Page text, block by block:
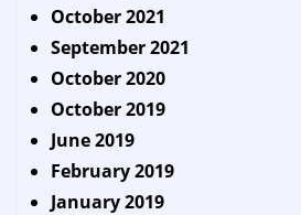
October 2021
September 2021
October 2020
October 2019
June 2019
February 2019
January 2019